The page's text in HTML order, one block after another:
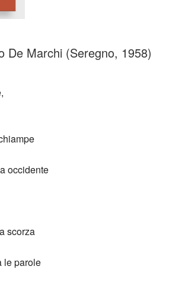
De Marchi (Seregno, 1958)
occidente
scorza
le parole